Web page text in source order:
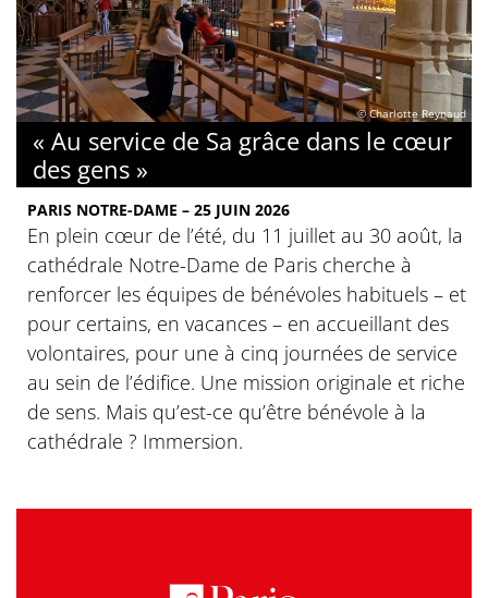
© Charlotte Reynaud
« Au service de Sa grâce dans le cœur
des gens »
PARIS NOTRE-DAME – 25 JUIN 2026
En plein cœur de l’été, du 11 juillet au 30 août, la
cathédrale Notre-Dame de Paris cherche à
renforcer les équipes de bénévoles habituels – et
pour certains, en vacances – en accueillant des
volontaires, pour une à cinq journées de service
au sein de l’édifice. Une mission originale et riche
de sens. Mais qu’est-ce qu’être bénévole à la
cathédrale ? Immersion.